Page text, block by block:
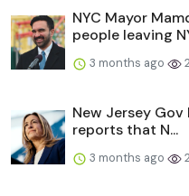
NYC Mayor
people leaving
3 months ago
New Jersey Gov
reports that N...
3 months ago